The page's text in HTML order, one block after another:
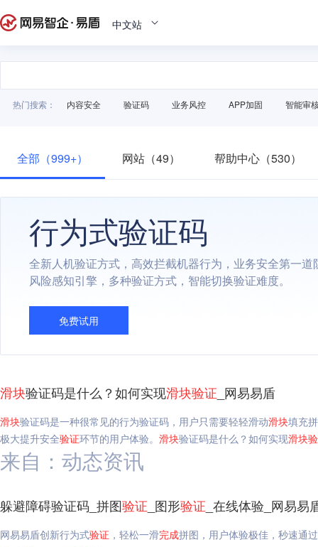
中文站
热门搜索： 内容安全 验证码 业务风控 APP加固 智能审
全部（999+） 网站（49） 帮助中心（530）
行为式验证码
全新人机验证方式，高效拦截机器行为，业务安全第一道
风险感知引擎，多种验证方式，智能切换验证难度。
免费试用
滑块验证码是什么？如何实现滑块验证 _网易易盾
滑块验证码是一种很常见的行为验证码，用户只需要轻轻滑动滑块填充
极大提升安全验证环节的用户体验。 滑块验证码是什么？如何实现滑块
来自：动态资讯
躲避障碍验证码_拼图验证 _图形验证 _在线体验_网易易
网易易盾创新行为式验证 ，轻松一滑完成拼图，用户体验极佳，秒速通过